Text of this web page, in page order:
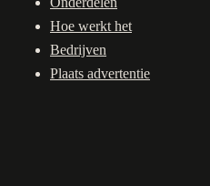
Hoe werkt het
Bedrijven
Plaats advertentie